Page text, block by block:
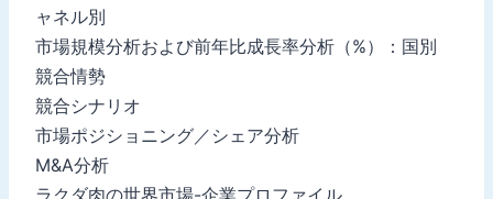
ャネル別
市場規模分析および前年比成長率分析（%）：国別
競合情勢
競合シナリオ
市場ポジショニング／シェア分析
M&A分析